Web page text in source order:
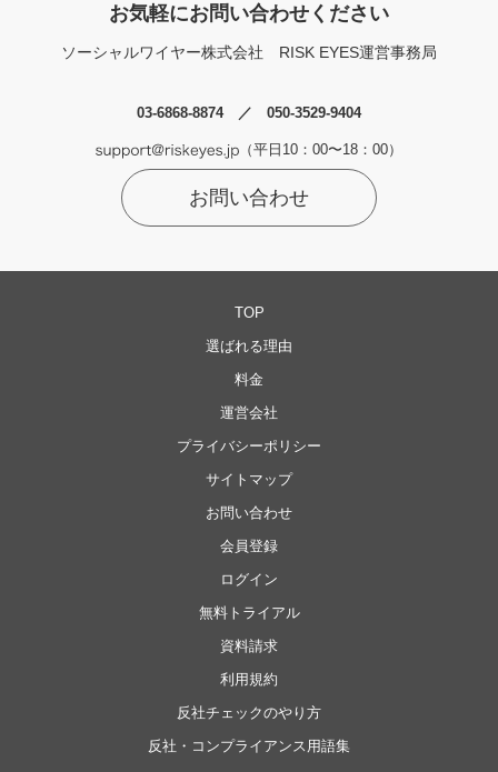
お気軽にお問い合わせください
ソーシャルワイヤー株式会社 RISK EYES運営事務局
03-6868-8874 ／ 050-3529-9404
（平日10：00〜18：00）
お問い合わせ
TOP
選ばれる理由
料金
運営会社
プライバシーポリシー
サイトマップ
お問い合わせ
会員登録
ログイン
無料トライアル
資料請求
利用規約
反社チェックのやり方
反社・コンプライアンス用語集